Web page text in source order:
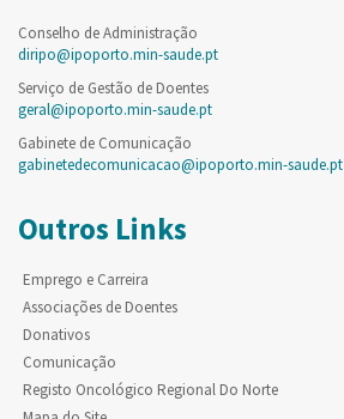
Conselho de Administração
diripo@ipoporto.min-saude.pt
Serviço de Gestão de Doentes
geral@ipoporto.min-saude.pt
Gabinete de Comunicação
gabinetedecomunicacao@ipoporto.min-saude.pt
Outros Links
Emprego e Carreira
Associações de Doentes
Donativos
Comunicação
Registo Oncológico Regional Do Norte